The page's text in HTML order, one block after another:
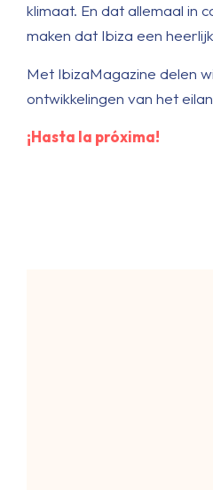
klimaat. En dat allemaal in
maken dat Ibiza een
Met IbizaMagazine delen
ontwikkelingen van het
¡Hasta la próxima!